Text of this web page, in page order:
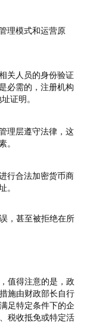
理模式和运营原
关人员的身份验证
必需的，注册机构
证明。
理层遵守法律，这
。
行合法加密货币商
。
，甚至被拒绝在所
值得注意的是，政
施由财政部长自行
足特定条件下的企
税收抵免或特定活